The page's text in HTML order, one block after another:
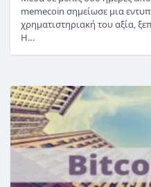
memecoin σημείωσε μια
χρηματιστηριακή του αξία,
Η…